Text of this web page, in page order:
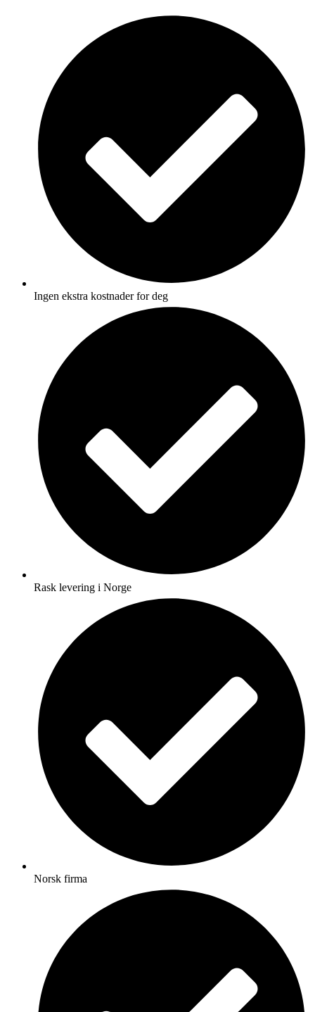
Ingen ekstra kostnader for deg
Rask levering i Norge
Norsk firma